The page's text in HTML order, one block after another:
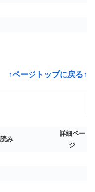
↑ページトップに戻る↑
読み
詳細ペー
ジ